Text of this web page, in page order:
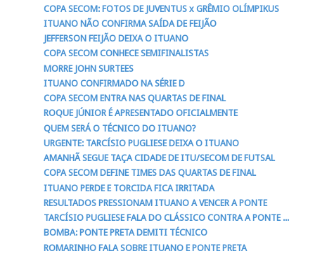
COPA SECOM: FOTOS DE JUVENTUS x GRÊMIO OLÍMPIKUS
ITUANO NÃO CONFIRMA SAÍDA DE FEIJÃO
JEFFERSON FEIJÃO DEIXA O ITUANO
COPA SECOM CONHECE SEMIFINALISTAS
MORRE JOHN SURTEES
ITUANO CONFIRMADO NA SÉRIE D
COPA SECOM ENTRA NAS QUARTAS DE FINAL
ROQUE JÚNIOR É APRESENTADO OFICIALMENTE
QUEM SERÁ O TÉCNICO DO ITUANO?
URGENTE: TARCÍSIO PUGLIESE DEIXA O ITUANO
AMANHÃ SEGUE TAÇA CIDADE DE ITU/SECOM DE FUTSAL
COPA SECOM DEFINE TIMES DAS QUARTAS DE FINAL
ITUANO PERDE E TORCIDA FICA IRRITADA
RESULTADOS PRESSIONAM ITUANO A VENCER A PONTE
TARCÍSIO PUGLIESE FALA DO CLÁSSICO CONTRA A PONTE ...
BOMBA: PONTE PRETA DEMITI TÉCNICO
ROMARINHO FALA SOBRE ITUANO E PONTE PRETA